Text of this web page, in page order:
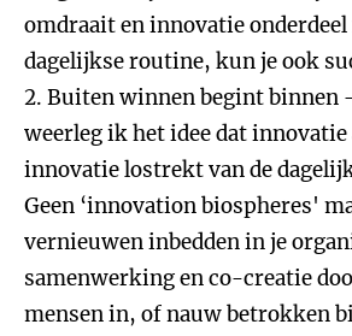
omdraait en innovatie
dagelijkse routine, kun je ook
2. Buiten winnen begint binnen
weerleg ik het idee dat innovatie
innovatie lostrekt van de
Geen ‘innovation biospheres'
vernieuwen inbedden in je
samenwerking en co-creatie
mensen in, of nauw betrokken